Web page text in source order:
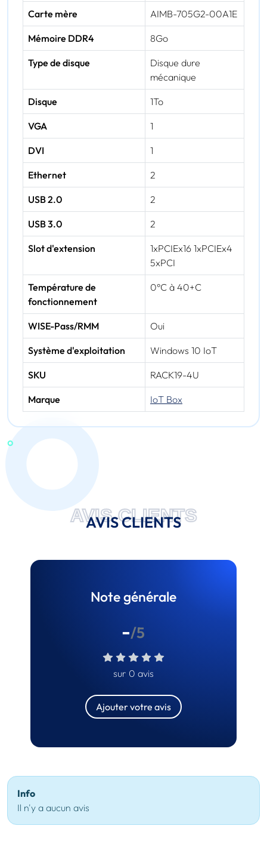
Carte mère AIMB-705G2-00A1E
Mémoire DDR4 8Go
Type de disque
Disque dure
mécanique
Disque 1To
VGA 1
DVI 1
Ethernet 2
USB 2.0 2
USB 3.0 2
Slot d'extension
1xPCIEx16 1xPCIEx4
5xPCI
Température de
fonctionnement
0°C à 40+C
WISE-Pass/RMM Oui
Système d'exploitation Windows 10 IoT
SKU RACK19-4U
Marque IoT Box
AVIS CLIENTS
AVIS CLIENTS
Note générale
-/5
sur 0 avis
Ajouter votre avis
Info
Il n'y a aucun avis